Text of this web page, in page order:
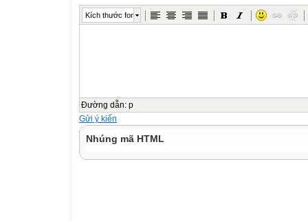
Kích thước font
Đường dẫn: p
Gửi ý kiến
Nhúng mã HTML